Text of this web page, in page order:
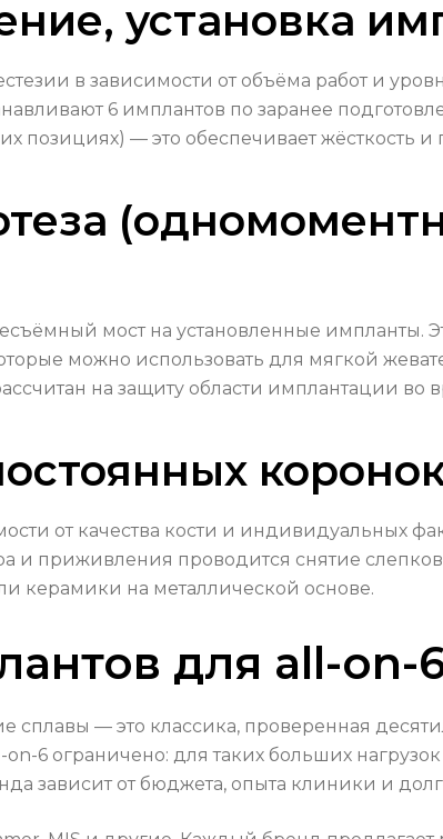
установка
в зависимости от объёма работ и
6 имплантов по заранее
позициях) — это обеспечивает жёсткость
мост на установленные импланты.
можно использовать для мягкой
на защиту области имплантации во
от качества кости и индивидуальных
и приживления проводится снятие
керамики на металлической основе.
для all-on-
— это классика, проверенная
6 ограничено: для таких больших
зависит от бюджета, опыта клиники и